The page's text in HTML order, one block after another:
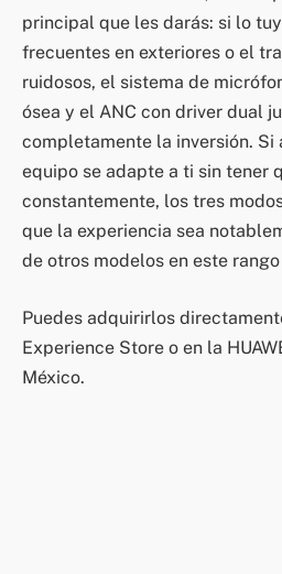
principal que les darás: si lo
frecuentes en exteriores o el
ruidosos, el sistema de
ósea y el ANC con driver dual
completamente la inversión. Si
equipo se adapte a ti sin tener
constantemente, los tres
que la experiencia sea
de otros modelos en este
Puedes adquirirlos
Experience Store o en la
México.